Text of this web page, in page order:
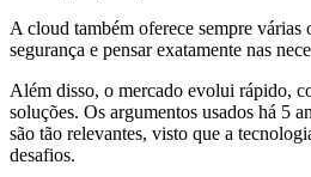
A cloud também oferece sempre várias
segurança e pensar exatamente nas
Além disso, o mercado evolui rápido,
soluções. Os argumentos usados há 5
são tão relevantes, visto que a
desafios.